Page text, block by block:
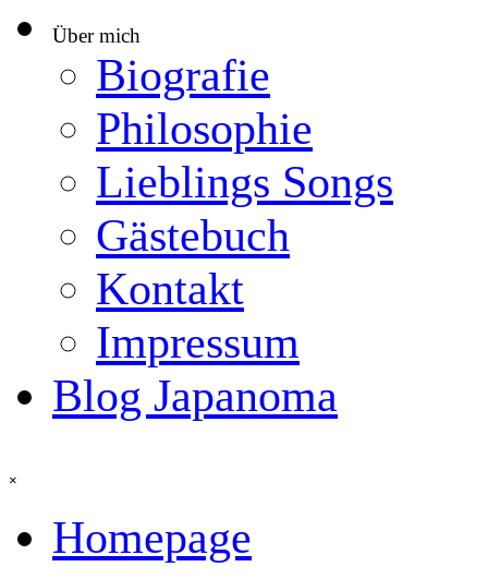
Über mich
Biografie
Philosophie
Lieblings Songs
Gästebuch
Kontakt
Impressum
Blog Japanoma
×
Homepage